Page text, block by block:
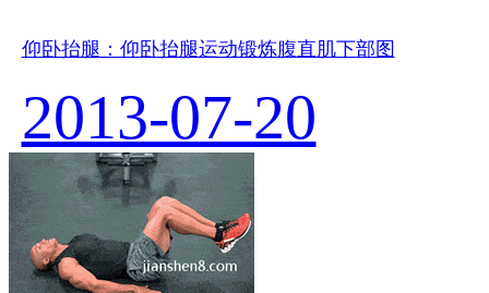
仰卧抬腿：仰卧抬腿运动锻炼腹直肌下部图
2013-07-20